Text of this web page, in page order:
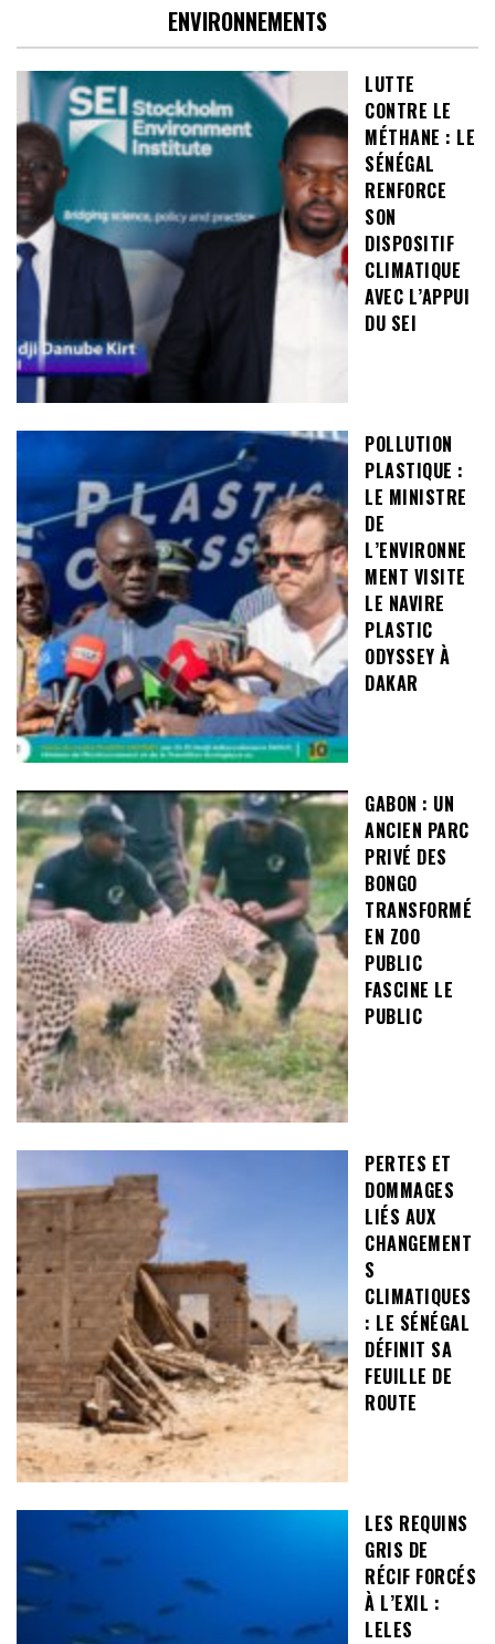
ENVIRONNEMENTS
LUTTE
CONTRE LE
MÉTHANE : LE
SÉNÉGAL
RENFORCE
SON
DISPOSITIF
CLIMATIQUE
AVEC L’APPUI
DU SEI
POLLUTION
PLASTIQUE :
LE MINISTRE
DE
L’ENVIRONNE
MENT VISITE
LE NAVIRE
PLASTIC
ODYSSEY À
DAKAR
GABON : UN
ANCIEN PARC
PRIVÉ DES
BONGO
TRANSFORMÉ
EN ZOO
PUBLIC
FASCINE LE
PUBLIC
PERTES ET
DOMMAGES
LIÉS AUX
CHANGEMENT
S
CLIMATIQUES
: LE SÉNÉGAL
DÉFINIT SA
FEUILLE DE
ROUTE
LES REQUINS
GRIS DE
RÉCIF FORCÉS
À L’EXIL :
LELES